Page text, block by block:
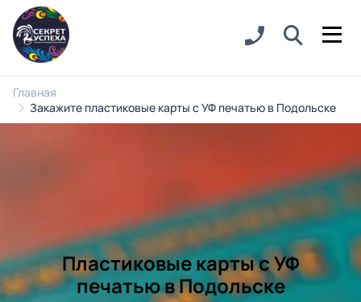
Главная
Закажите пластиковые карты с УФ печатью в Подольске
Пластиковые карты с УФ
печатью в Подольске